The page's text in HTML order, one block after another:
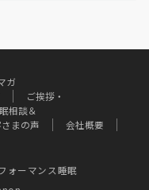
ガ
ご挨拶・
相談＆
まの声
会社概要
ォーマンス睡眠